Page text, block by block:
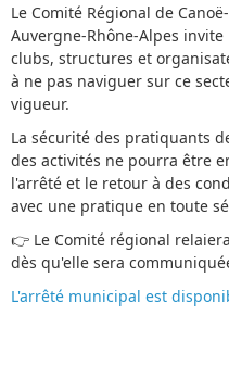
Le Comité Régional de
Auvergne-Rhône-Alpes
clubs, structures et
à ne pas naviguer sur ce
vigueur.
La sécurité des pratiquants
des activités ne pourra être
l'arrêté et le retour à des
avec une pratique en toute
👉 Le Comité régional
dès qu'elle sera
L'arrêté municipal est